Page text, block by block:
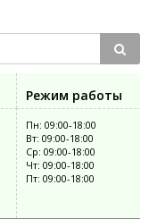
Режим работы
Пн: 09:00-18:00
Вт: 09:00-18:00
Ср: 09:00-18:00
Чт: 09:00-18:00
Пт: 09:00-18:00